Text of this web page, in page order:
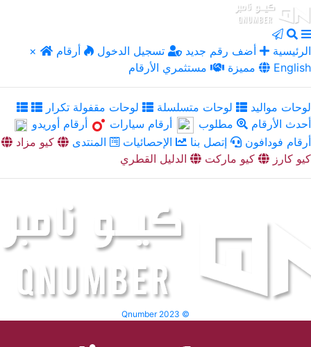
× الرئيسية أضف رقم جديد تسجيل الدخول
أرقام
مميزة
مستثمري الأرقام English
لوحات مواليد لوحات متسلسلة
لوحات مقفولة تكرار
أحدث الأرقام
مطلوب أرقام سيارات
أرقام أوريدو
أرقام فودافون
إتصل بنا الإحصائيات المنتدى
كيو مزاد
كيو كارز
كيو ماركت الدليل القطري
Qnumber 2023 ©